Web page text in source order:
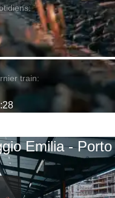
train:
Emilia - Porto